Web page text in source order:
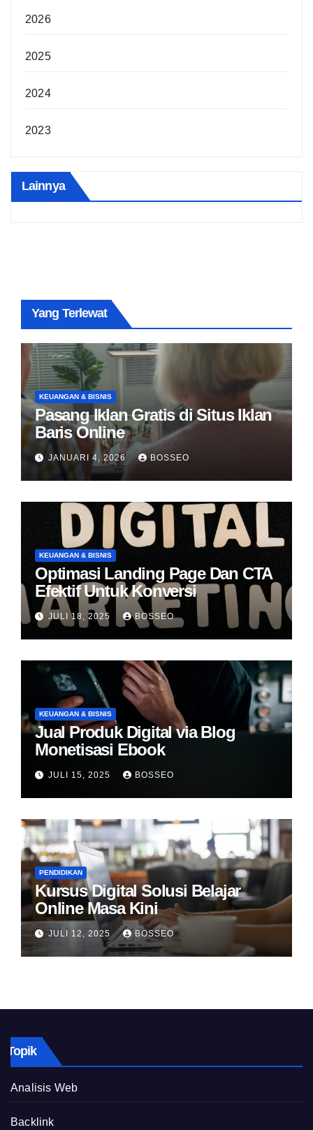
2026
2025
2024
2023
Lainnya
Yang Terlewat
KEUANGAN & BISNIS
Pasang Iklan Gratis di Situs Iklan
Baris Online
JANUARI 4, 2026 BOSSEO
KEUANGAN & BISNIS
Optimasi Landing Page Dan CTA
Efektif Untuk Konversi
JULI 18, 2025 BOSSEO
KEUANGAN & BISNIS
Jual Produk Digital via Blog
Monetisasi Ebook
JULI 15, 2025 BOSSEO
PENDIDIKAN
Kursus Digital Solusi Belajar
Online Masa Kini
JULI 12, 2025 BOSSEO
Topik
Analisis Web
Backlink